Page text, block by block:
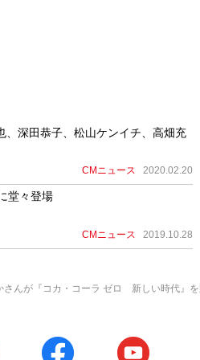
、深田恭子、松山ケンイチ、高畑充
CMニュース 2020.02.20
堂々登場
CMニュース 2019.10.28
さんが『コカ・コーラ ゼロ 新しい時代』を